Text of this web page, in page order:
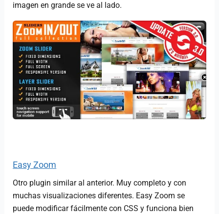
imagen en grande se ve al lado.
Easy Zoom
Otro plugin similar al anterior. Muy completo y con
muchas visualizaciones diferentes. Easy Zoom se
puede modificar fácilmente con CSS y funciona bien